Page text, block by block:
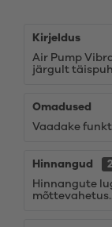
Kirjeldus
Air Pump
järgult
Omadused
Vaadake
Hinnangud
Hinnangute